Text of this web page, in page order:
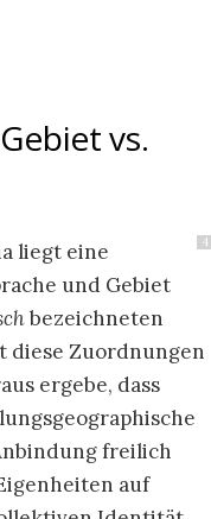
vs.
4
liegt eine
und Gebiet
bezeichneten
diese Zuordnungen
ergebe, dass
freilich
auf